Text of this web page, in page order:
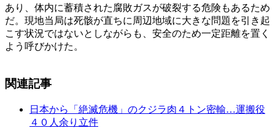
あり、体内に蓄積された腐敗ガスが破裂する危険もあるため
だ。現地当局は死骸が直ちに周辺地域に大きな問題を引き起
こす状況ではないとしながらも、安全のため一定距離を置く
よう呼びかけた。
関連記事
日本から「絶滅危機」のクジラ肉４トン密輸…運搬役
４０人余り立件